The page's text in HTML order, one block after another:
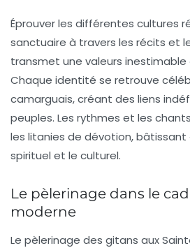
Éprouver les différentes cultures
sanctuaire à travers les récits et
transmet une valeurs inestimable
Chaque identité se retrouve
camarguais, créant des liens
peuples. Les rythmes et les
les litanies de dévotion, bâtissant
spirituel et le culturel.
Le pèlerinage dans le
moderne
Le pèlerinage des gitans aux